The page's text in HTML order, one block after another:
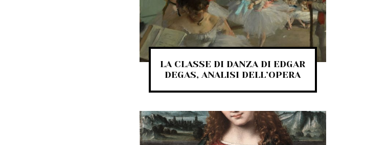
LA CLASSE DI DANZA DI EDGAR
DEGAS, ANALISI DELL’OPERA